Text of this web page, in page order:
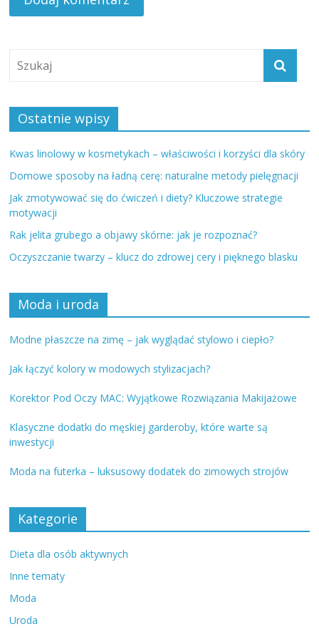
Ostatnie wpisy
Kwas linolowy w kosmetykach – właściwości i korzyści dla skóry
Domowe sposoby na ładną cerę: naturalne metody pielęgnacji
Jak zmotywować się do ćwiczeń i diety? Kluczowe strategie
motywacji
Rak jelita grubego a objawy skórne: jak je rozpoznać?
Oczyszczanie twarzy – klucz do zdrowej cery i pięknego blasku
Moda i uroda
Modne płaszcze na zimę – jak wyglądać stylowo i ciepło?
Jak łączyć kolory w modowych stylizacjach?
Korektor Pod Oczy MAC: Wyjątkowe Rozwiązania Makijażowe
Klasyczne dodatki do męskiej garderoby, które warte są
inwestycji
Moda na futerka – luksusowy dodatek do zimowych strojów
Kategorie
Dieta dla osób aktywnych
Inne tematy
Moda
Uroda